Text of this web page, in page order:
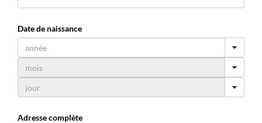
Date de naissance
Adresse complète